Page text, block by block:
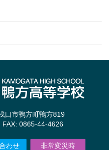
市鴨方町鴨方819
0865-44-4626
わせ 非常変災時